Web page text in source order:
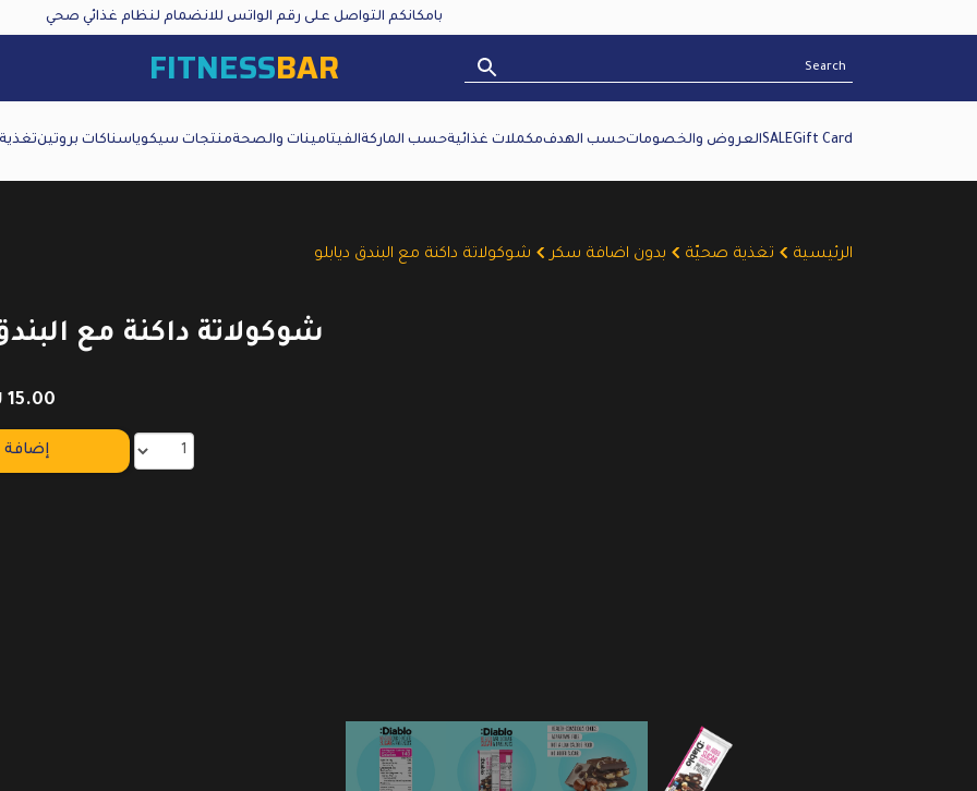
بامكانكم التواصل على رقم الواتس للانضمام لنظام غذائي صحي
FITNESSBAR
Gift Card
SALEالعروض والخصوماتحسب الهدفمكملات غذائيةحسب الماركةالفيتامينات والصحةمنتجات سيكوياسناكات بروتين
الرئيسية تغذية صحيّة بدون اضافة سكر شوكولاتة داكنة مع البندق ديابلو
شوكولاتة داكنة مع
15.00
إضافة